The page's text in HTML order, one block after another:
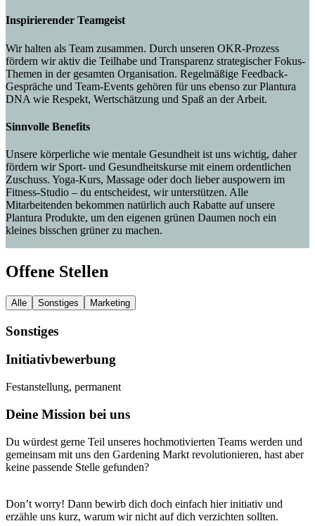
Inspirierender Teamgeist
Wir halten als Team zusammen. Durch unseren OKR-Prozess
fördern wir aktiv die Teilhabe und Transparenz strategischer Fokus-
Themen in der gesamten Organisation. Regelmäßige Feedback-
Gespräche und Team-Events gehören für uns ebenso zur Plantura
DNA wie Respekt, Wertschätzung und Spaß an der Arbeit.
Sinnvolle Benefits
Unsere körperliche wie mentale Gesundheit ist uns wichtig, daher
fördern wir Sport- und Gesundheitskurse mit einem ordentlichen
Zuschuss. Yoga-Kurs, Massage oder doch lieber auspowern im
Fitness-Studio – du entscheidest, wir unterstützen. Alle
Mitarbeitenden bekommen natürlich auch Rabatte auf unsere
Plantura Produkte, um den eigenen grünen Daumen noch ein
kleines bisschen grüner zu machen.
Offene Stellen
Alle Sonstiges Marketing
Sonstiges
Initiativbewerbung
Festanstellung, permanent
Deine Mission bei uns
Du würdest gerne Teil unseres hochmotivierten Teams werden und
gemeinsam mit uns den Gardening Markt revolutionieren, hast aber
keine passende Stelle gefunden?
Don’t worry! Dann bewirb dich doch einfach hier initiativ und
erzähle uns kurz, warum wir nicht auf dich verzichten sollten.